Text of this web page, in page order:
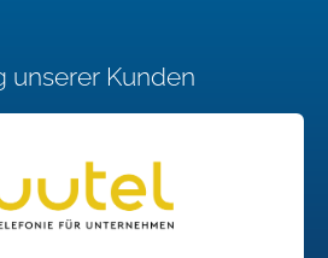
unserer Kunden